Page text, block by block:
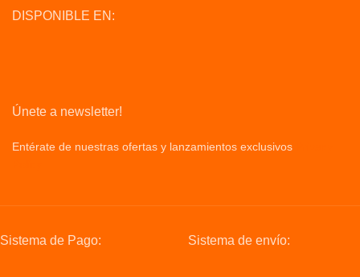
DISPONIBLE EN:
Únete a newsletter!
Entérate de nuestras ofertas y lanzamientos exclusivos
Sistema de Pago: Sistema de envío: